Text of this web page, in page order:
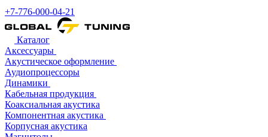
+7-776-000-04-21
Каталог
Аксессуары
Акустическое оформление
Аудиопроцессоры
Динамики
Кабельная продукция
Коаксиальная акустика
Компонентная акустика
Корпусная акустика